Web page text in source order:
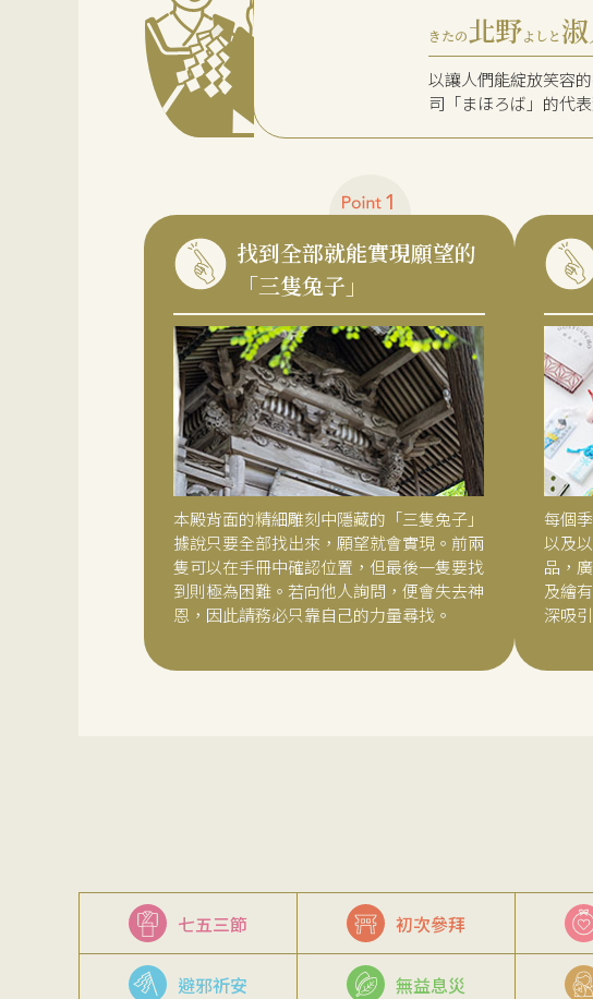
きたの北野よしと
以讓人們能綻放笑容
司「まほろば」的代表
找到全部就能實現願望的
「三隻兔子」
本殿背面的精細雕刻中隱藏的「三隻兔子」
據說只要全部找出來，願望就會實現。前兩
隻可以在手冊中確認位置，但最後一隻要找
到則極為困難。若向他人詢問，便會失去神
恩，因此請務必只靠自己的力量尋找。
每個
以及
品，
及繪
深吸
七五三節 初次參拜
避邪祈安 無益息災